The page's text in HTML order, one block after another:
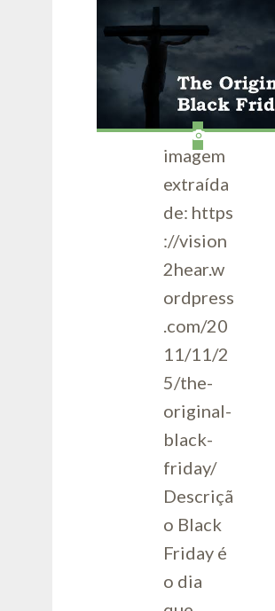
imagem
extraída
de: https
://vision
2hear.w
ordpress
.com/20
11/11/2
5/the-
original-
black-
friday/
Descriçã
o Black
Friday é
o dia